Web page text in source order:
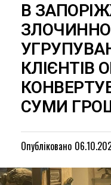
В
КЛІЄНТІВ
СУМИ
Опубліковано